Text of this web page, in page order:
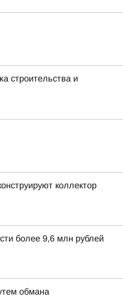
строительства и
коллектор
более 9,6 млн рублей
обмана